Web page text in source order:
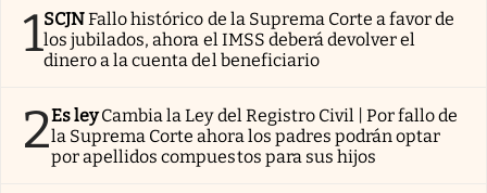
1SCJNFallo histórico de la Suprema Corte a favor de
los jubilados, ahora el IMSS deberá devolver el
dinero a la cuenta del beneficiario
2Es ley Cambia la Ley del Registro Civil | Por fallo de
la Suprema Corte ahora los padres podrán optar
por apellidos compuestos para sus hijos